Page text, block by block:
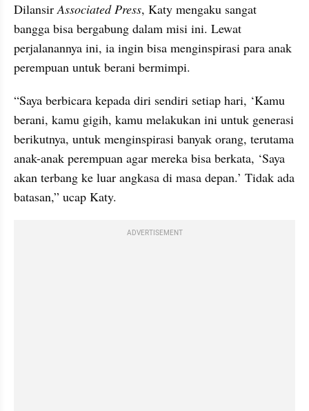
Dilansir Associated Press, Katy mengaku sangat
bangga bisa bergabung dalam misi ini. Lewat
perjalanannya ini, ia ingin bisa menginspirasi para anak
perempuan untuk berani bermimpi.
“Saya berbicara kepada diri sendiri setiap hari, ‘Kamu
berani, kamu gigih, kamu melakukan ini untuk generasi
berikutnya, untuk menginspirasi banyak orang, terutama
anak-anak perempuan agar mereka bisa berkata, ‘Saya
akan terbang ke luar angkasa di masa depan.’ Tidak ada
batasan,” ucap Katy.
ADVERTISEMENT